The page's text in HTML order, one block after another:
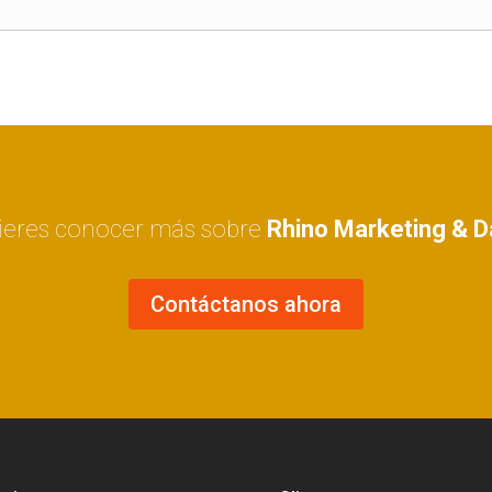
conocer más sobre Rhino Marketing &
Contáctanos ahora